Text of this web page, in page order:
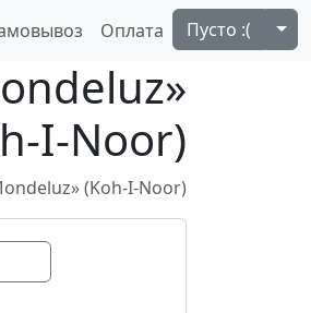
Оплата Пусто :(
I-Noor)
(Koh-I-Noor)